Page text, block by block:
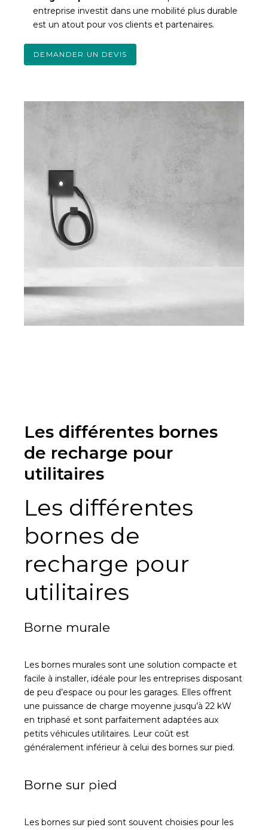
entreprise investit dans une mobilité plus durable
est un atout pour vos clients et partenaires.
DEMANDER UN DEVIS
Les différentes bornes
de recharge pour
utilitaires
Les différentes
bornes de
recharge pour
utilitaires
Borne murale
Les bornes murales sont une solution compacte et
facile à installer, idéale pour les entreprises disposant
de peu d’espace ou pour les garages. Elles offrent
une puissance de charge moyenne jusqu’à 22 kW
en triphasé et sont parfaitement adaptées aux
petits véhicules utilitaires. Leur coût est
généralement inférieur à celui des bornes sur pied.
Borne sur pied
Les bornes sur pied sont souvent choisies pour les